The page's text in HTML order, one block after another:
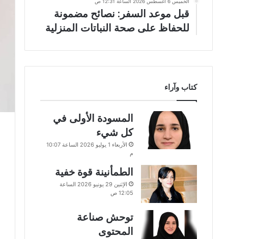
قبل موعد السفر: نصائح مضمونة
للحفاظ على صحة النباتات المنزلية
كتاب وآراء
المسودة الأولى في
كل شيء
الأربعاء 1 يوليو 2026 الساعة 10:07
م
الطمأنينة قوة خفية
الإثنين 29 يونيو 2026 الساعة
12:05 ص
توحش صناعة
المحتوى